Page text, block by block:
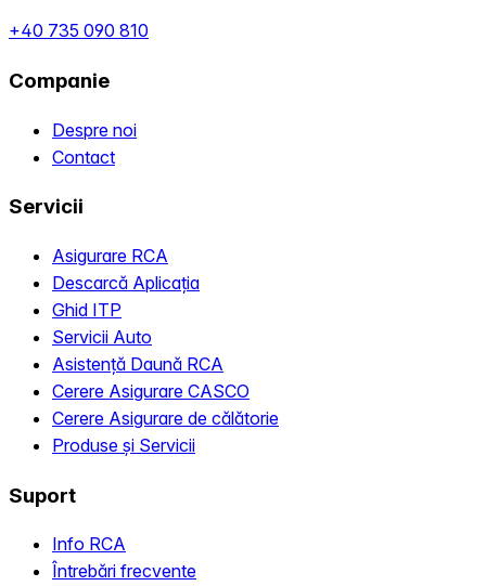
+40 735 090 810
Companie
Despre noi
Contact
Servicii
Asigurare RCA
Descarcă Aplicația
Ghid ITP
Servicii Auto
Asistență Daună RCA
Cerere Asigurare CASCO
Cerere Asigurare de călătorie
Produse și Servicii
Suport
Info RCA
Întrebări frecvente